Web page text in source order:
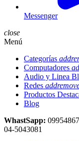
Messenger
close
Menú
Categorías add
Computadores
Audio y Linea
Redes add
Productos
Blog
WhastSapp:
04-5043081